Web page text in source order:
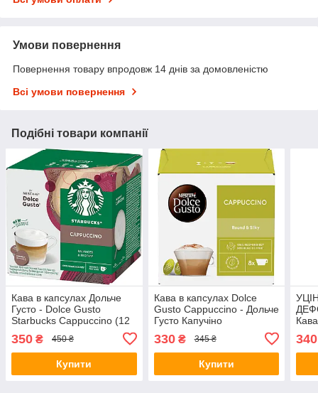
Умови повернення
Повернення товару впродовж 14 днів за домовленістю
Всі умови повернення
Подібні товари компанії
Кава в капсулах Дольче
Густо - Dolce Gusto
Starbucks Cappuccino (12
350 ₴ 450 ₴
Купити
Кава в капсулах Dolce
Gusto Cappuccino - Дольче
Густо Капучіно
330₴ 345 ₴
Купити
(12
340